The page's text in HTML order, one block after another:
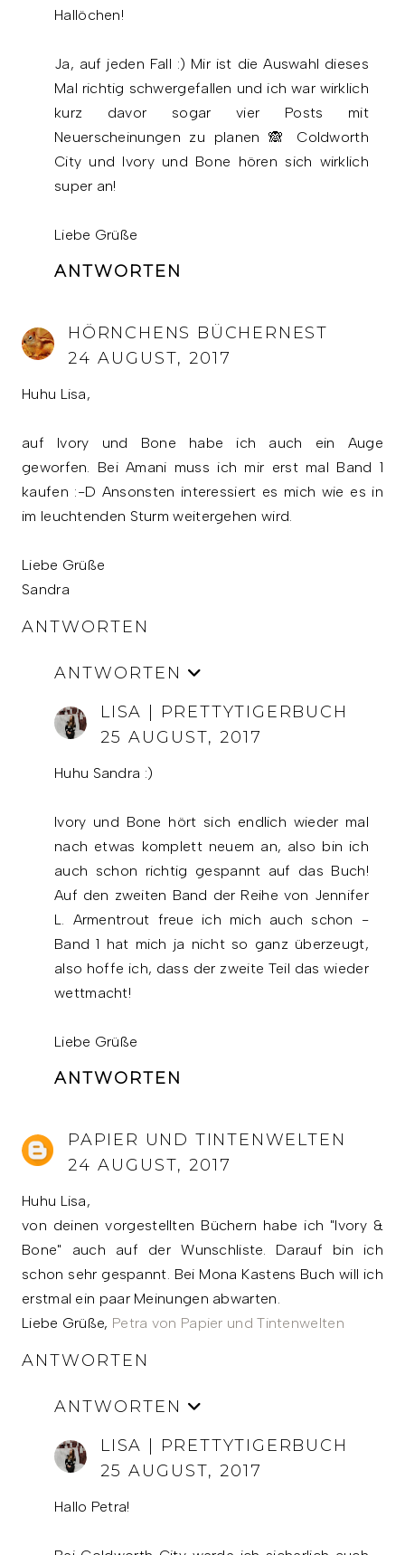
Hallöchen!
Ja, auf jeden Fall :) Mir ist die Auswahl dieses
Mal richtig schwergefallen und ich war wirklich
kurz davor sogar vier Posts mit
Neuerscheinungen zu planen 🙈 Coldworth
City und Ivory und Bone hören sich wirklich
super an!
Liebe Grüße
ANTWORTEN
HÖRNCHENS BÜCHERNEST
24 AUGUST, 2017
Huhu Lisa,
auf Ivory und Bone habe ich auch ein Auge
geworfen. Bei Amani muss ich mir erst mal Band 1
kaufen :-D Ansonsten interessiert es mich wie es in
im leuchtenden Sturm weitergehen wird.
Liebe Grüße
Sandra
ANTWORTEN
ANTWORTEN
LISA | PRETTYTIGERBUCH
25 AUGUST, 2017
Huhu Sandra :)
Ivory und Bone hört sich endlich wieder mal
nach etwas komplett neuem an, also bin ich
auch schon richtig gespannt auf das Buch!
Auf den zweiten Band der Reihe von Jennifer
L. Armentrout freue ich mich auch schon -
Band 1 hat mich ja nicht so ganz überzeugt,
also hoffe ich, dass der zweite Teil das wieder
wettmacht!
Liebe Grüße
ANTWORTEN
PAPIER UND TINTENWELTEN
24 AUGUST, 2017
Huhu Lisa,
von deinen vorgestellten Büchern habe ich "Ivory &
Bone" auch auf der Wunschliste. Darauf bin ich
schon sehr gespannt. Bei Mona Kastens Buch will ich
erstmal ein paar Meinungen abwarten.
Liebe Grüße, Petra von Papier und Tintenwelten
ANTWORTEN
ANTWORTEN
LISA | PRETTYTIGERBUCH
25 AUGUST, 2017
Hallo Petra!